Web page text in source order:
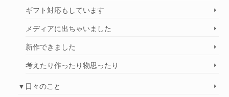
ギフト対応もしています
メディアに出ちゃいました
新作できました
考えたり作ったり物思ったり
▼日々のこと